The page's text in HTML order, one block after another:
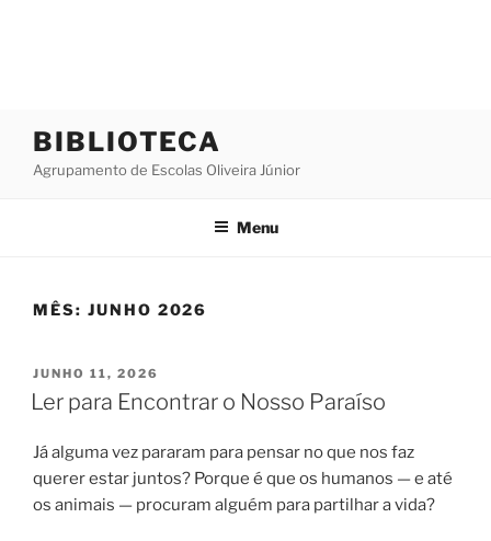
BIBLIOTECA
Agrupamento de Escolas Oliveira Júnior
Menu
MÊS: JUNHO 2026
PUBLICADO
EM
JUNHO 11, 2026
Ler para Encontrar o Nosso Paraíso
Já alguma vez pararam para pensar no que nos faz
querer estar juntos? Porque é que os humanos — e até
os animais — procuram alguém para partilhar a vida?